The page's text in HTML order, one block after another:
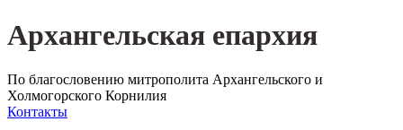
Архангельская епархия
По благословению митрополита Архангельского и
Холмогорского Корнилия
Контакты